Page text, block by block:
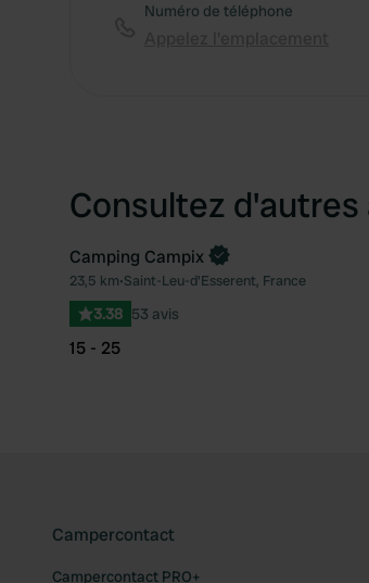
Numéro de téléphone
Consultez d'autres
Reserve maintenant
Camping Campix
23,5 km•Saint-Leu-d'Esserent, France
3.38 53 avis
15 - 25
Campercontact
Campercontact PRO+